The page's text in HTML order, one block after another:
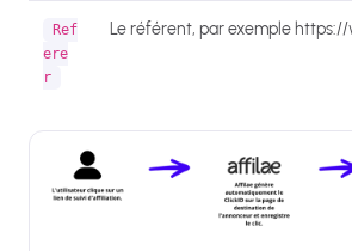
Ref
ere
r
Le référent, par exemple